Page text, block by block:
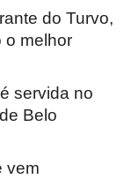
do Turvo,
o melhor
servida no
Belo
vem